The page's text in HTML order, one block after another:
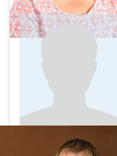
Postgraduate-
Gesamtrefresher
Osteopathie-
Kursreihe
Kursreihe
(postgraduate)
Kursreihe
(postgraduate)